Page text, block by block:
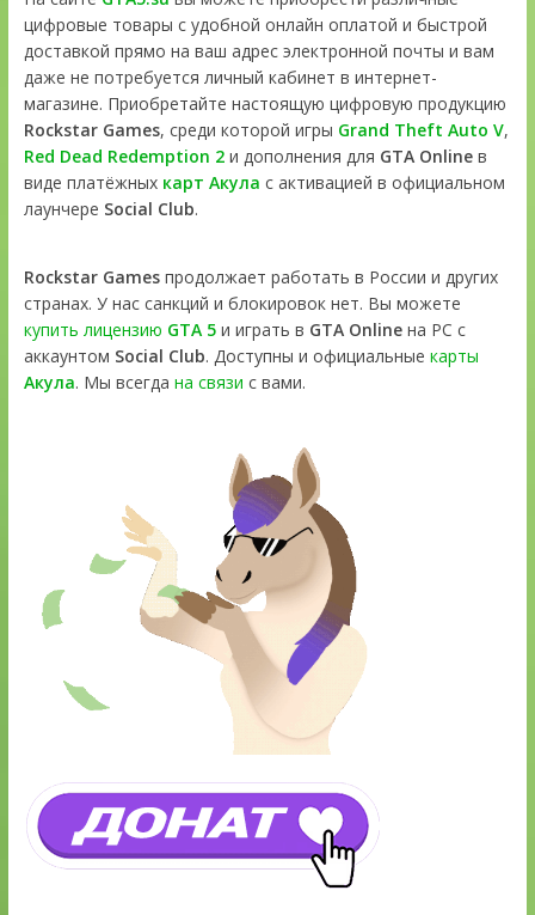
цифровые товары с удобной онлайн оплатой и быстрой
доставкой прямо на ваш адрес электронной почты и вам
даже не потребуется личный кабинет в интернет-
магазине. Приобретайте настоящую цифровую продукцию
Rockstar Games, среди которой игры Grand Theft Auto V,
Red Dead Redemption 2и дополнения для GTA Onlineв
виде платёжных карт Акула с активацией в официальном
лаунчере Social Club.
Rockstar Gamesпродолжает работать в России и других
странах. У нас санкций и блокировок нет. Вы можете
купить лицензию GTA 5и играть в GTA Onlineна PC с
аккаунтом Social Club. Доступны и официальные карты
Акула. Мы всегда на связи с вами.